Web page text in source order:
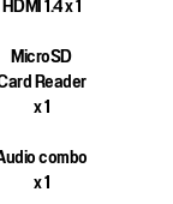
MicroSD
Reader
x 1
combo
x 1